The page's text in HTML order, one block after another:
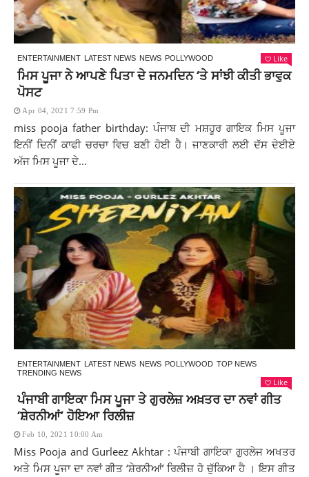
ENTERTAINMENT LATEST NEWS NEWS POLLYWOOD Like
ਮਿਸ ਪੂਜਾ ਨੇ ਆਪਣੇ ਪਿਤਾ ਦੇ ਜਨਮਦਿਨ ‘ਤੇ ਸਾਂਝੀ ਕੀਤੀ ਭਾਵੁਕ
ਪੋਸਟ
Apr 04, 2021 7:59 Pm
miss pooja father birthday: ਪੰਜਾਬ ਦੀ ਮਸ਼ਹੂਰ ਗਾਇਕ ਮਿਸ ਪੂਜਾ
ਇਨੀਂ ਦਿਨੀਂ ਕਾਫੀ ਚਰਚਾ ਵਿਚ ਬਣੀ ਹੋਈ ਹੈ। ਜਾਣਕਾਰੀ ਲਈ ਦੱਸ ਦੇਈਏ
ਅੱਜ ਮਿਸ ਪੂਜਾ ਦੇ...
ENTERTAINMENT LATEST NEWS NEWS POLLYWOOD TOP NEWS
TRENDING NEWS
Like
ਪੰਜਾਬੀ ਗਾਇਕਾ ਮਿਸ ਪੂਜਾ ਤੇ ਗੁਰਲੇਜ਼ ਅਖ਼ਤਰ ਦਾ ਨਵਾਂ ਗੀਤ
‘ਸ਼ੇਰਨੀਆਂ’ ਹੋਇਆ ਰਿਲੀਜ਼
Feb 10, 2021 10:00 Am
Miss Pooja and Gurleez Akhtar : ਪੰਜਾਬੀ ਗਾਇਕਾ ਗੁਰਲੇਜ ਅਖਤਰ
ਅਤੇ ਮਿਸ ਪੂਜਾ ਦਾ ਨਵਾਂ ਗੀਤ ‘ਸ਼ੇਰਨੀਆਂ’ ਰਿਲੀਜ਼ ਹੋ ਚੁੱਕਿਆ ਹੈ । ਇਸ ਗੀਤ